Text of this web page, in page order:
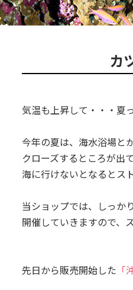
カ
気温も上昇して・・・夏
今年の夏は、海水浴場と
クローズするところが出
海に行けないとなるとス
当ショップでは、しっか
開催していきますので、
先日から販売開始した 「